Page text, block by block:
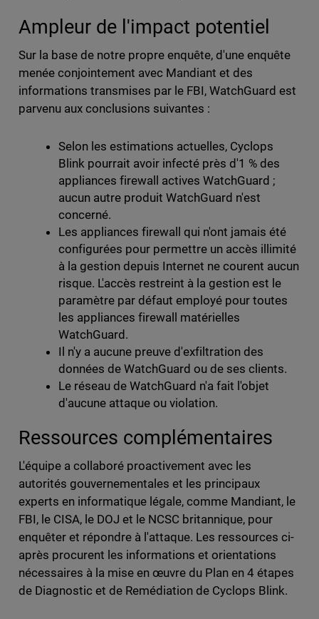
Ampleur de l'impact potentiel
Sur la base de notre propre enquête, d'une enquête
menée conjointement avec Mandiant et des
informations transmises par le FBI, WatchGuard est
parvenu aux conclusions suivantes :
Selon les estimations actuelles, Cyclops
Blink pourrait avoir infecté près d'1 % des
appliances firewall actives WatchGuard ;
aucun autre produit WatchGuard n'est
concerné.
Les appliances firewall qui n'ont jamais été
configurées pour permettre un accès illimité
à la gestion depuis Internet ne courent aucun
risque. L'accès restreint à la gestion est le
paramètre par défaut employé pour toutes
les appliances firewall matérielles
WatchGuard.
Il n'y a aucune preuve d'exfiltration des
données de WatchGuard ou de ses clients.
Le réseau de WatchGuard n'a fait l'objet
d'aucune attaque ou violation.
Ressources complémentaires
L'équipe a collaboré proactivement avec les
autorités gouvernementales et les principaux
experts en informatique légale, comme Mandiant, le
FBI, le CISA, le DOJ et le NCSC britannique, pour
enquêter et répondre à l'attaque. Les ressources ci-
après procurent les informations et orientations
nécessaires à la mise en œuvre du Plan en 4 étapes
de Diagnostic et de Remédiation de Cyclops Blink.